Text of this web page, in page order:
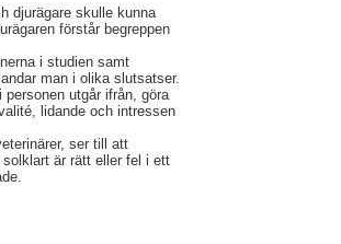
djurägare skulle kunna
förstår begreppen
i studien samt
man i olika slutsatser.
personen utgår ifrån, göra
lidande och intressen
ser till att
är rätt eller fel i ett